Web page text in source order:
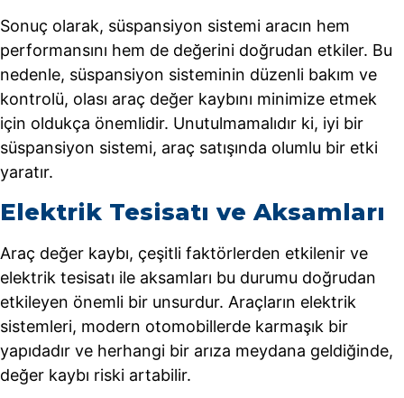
Sonuç olarak, süspansiyon sistemi aracın hem
performansını hem de değerini doğrudan etkiler. Bu
nedenle, süspansiyon sisteminin düzenli bakım ve
kontrolü, olası araç değer kaybını minimize etmek
için oldukça önemlidir. Unutulmamalıdır ki, iyi bir
süspansiyon sistemi, araç satışında olumlu bir etki
yaratır.
Elektrik Tesisatı ve Aksamları
Araç değer kaybı, çeşitli faktörlerden etkilenir ve
elektrik tesisatı ile aksamları bu durumu doğrudan
etkileyen önemli bir unsurdur. Araçların elektrik
sistemleri, modern otomobillerde karmaşık bir
yapıdadır ve herhangi bir arıza meydana geldiğinde,
değer kaybı riski artabilir.